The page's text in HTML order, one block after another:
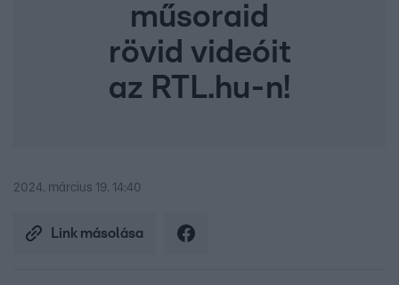
műsoraid
rövid videóit
az RTL.hu-n!
2024. március 19. 14:40
Link másolása